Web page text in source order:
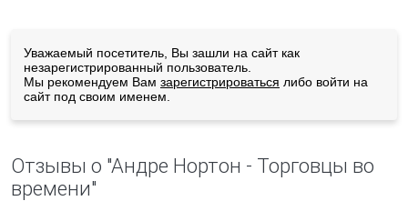
Уважаемый посетитель, Вы зашли на сайт как
незарегистрированный пользователь.
Мы рекомендуем Вам зарегистрироваться либо войти на
сайт под своим именем.
Отзывы о "Андре Нортон - Торговцы во
времени"